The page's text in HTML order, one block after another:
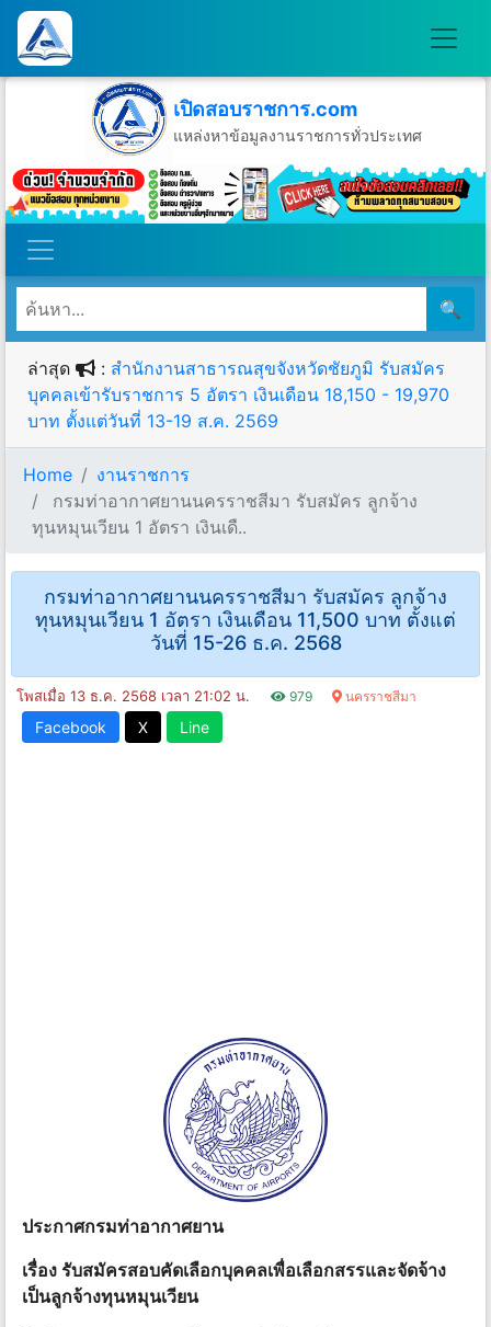
เปิดสอบราชการ.com
แหล่งหาข้อมูลงานราชการทั่วประเทศ
วันจันทร์ที่ 10 เดือนสิงหาคม พ.ศ.2569
🔍
ล่าสุด : สำนักงานสาธารณสุขจังหวัดชัยภูมิ รับสมัคร
บุคคลเข้ารับราชการ 5 อัตรา เงินเดือน 18,150 - 19,970
บาท ตั้งแต่วันที่ 13-19 ส.ค. 2569
Home
งานราชการ
กรมท่าอากาศยานนครราชสีมา รับสมัคร ลูกจ้าง
ทุนหมุนเวียน 1 อัตรา เงินเดื..
กรมท่าอากาศยานนครราชสีมา รับสมัคร ลูกจ้าง
ทุนหมุนเวียน 1 อัตรา เงินเดือน 11,500 บาท ตั้งแต่
วันที่ 15-26 ธ.ค. 2568
โพสเมื่อ 13 ธ.ค. 2568 เวลา 21:02 น. 979 นครราชสีมา
Facebook X Line
ประกาศกรมท่าอากาศยาน
เรื่อง รับสมัครสอบคัดเลือกบุคคลเพื่อเลือกสรรและจัดจ้าง
เป็นลูกจ้างทุนหมุนเวียน